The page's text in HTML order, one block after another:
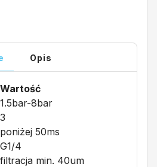
Opis
Wartość
1.5bar-8bar
3
poniżej 50ms
G1/4
filtracja min. 40um